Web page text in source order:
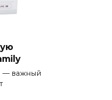
— важный